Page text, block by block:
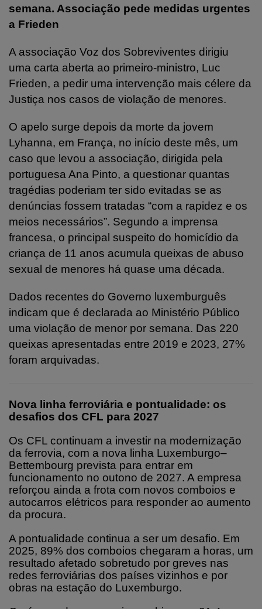
semana. Associação pede medidas urgentes
a Frieden
A associação Voz dos Sobreviventes dirigiu
uma carta aberta ao primeiro-ministro, Luc
Frieden, a pedir uma intervenção mais célere da
Justiça nos casos de violação de menores.
O apelo surge depois da morte da jovem
Lyhanna, em França, no início deste mês, um
caso que levou a associação, dirigida pela
portuguesa Ana Pinto, a questionar quantas
tragédias poderiam ter sido evitadas se as
denúncias fossem tratadas “com a rapidez e os
meios necessários”. Segundo a imprensa
francesa, o principal suspeito do homicídio da
criança de 11 anos acumula queixas de abuso
sexual de menores há quase uma década.
Dados recentes do Governo luxemburguês
indicam que é declarada ao Ministério Público
uma violação de menor por semana. Das 220
queixas apresentadas entre 2019 e 2023, 27%
foram arquivadas.
Nova linha ferroviária e pontualidade: os
desafios dos CFL para 2027
Os CFL continuam a investir na modernização
da ferrovia, com a nova linha Luxemburgo–
Bettembourg prevista para entrar em
funcionamento no outono de 2027. A empresa
reforçou ainda a frota com novos comboios e
autocarros elétricos para responder ao aumento
da procura.
A pontualidade continua a ser um desafio. Em
2025, 89% dos comboios chegaram a horas, um
resultado afetado sobretudo por greves nas
redes ferroviárias dos países vizinhos e por
obras na estação do Luxemburgo.